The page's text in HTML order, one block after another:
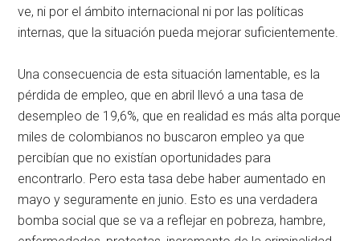
ve, ni por el ámbito internacional ni por las políticas
internas, que la situación pueda mejorar suficientemente.
Una consecuencia de esta situación lamentable, es la
pérdida de empleo, que en abril llevó a una tasa de
desempleo de 19,6%, que en realidad es más alta porque
miles de colombianos no buscaron empleo ya que
percibían que no existían oportunidades para
encontrarlo. Pero esta tasa debe haber aumentado en
mayo y seguramente en junio. Esto es una verdadera
bomba social que se va a reflejar en pobreza, hambre,